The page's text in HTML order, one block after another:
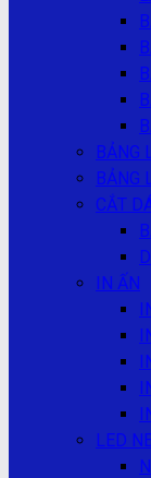
BẢNG
BẢNG
CẮT
IN ẤN
LED